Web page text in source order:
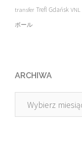
transfer Trefl Gdańsk VNL
ボール
ARCHIWA
Archiwa